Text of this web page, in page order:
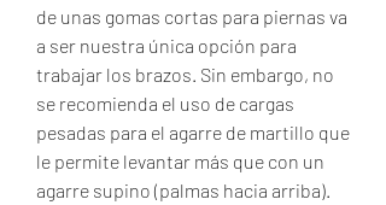
de unas gomas cortas para piernas va
a ser nuestra única opción para
trabajar los brazos. Sin embargo, no
se recomienda el uso de cargas
pesadas para el agarre de martillo que
le permite levantar más que con un
agarre supino (palmas hacia arriba).